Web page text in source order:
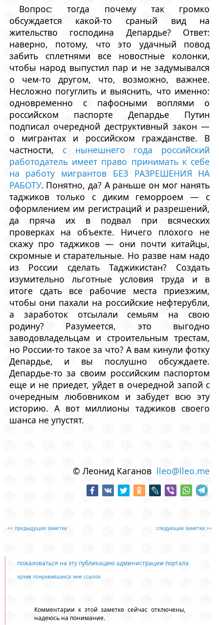
Вопрос: тогда почему так громко
обсуждается какой-то сраный вид на
жительство господина Депардье? Ответ:
наверно, потому, что это удачный повод
забить сплетнями все новостные колонки,
чтобы народ выпустил пар и не задумывался
о чем-то другом, что, возможно, важнее.
Несложно погуглить и выяснить, что именно:
одновременно с пафосными воплями о
российском паспорте Депардье Путин
подписал очередной деструктивный закон —
о мигрантах и российском гражданстве. В
частности, с нынешнего года российский
работодатель имеет право принимать к себе
на работу мигрантов БЕЗ РАЗРЕШЕНИЯ НА
РАБОТУ. Понятно, да? А раньше он мог нанять
таджиков только с диким геморроем — с
оформлением им регистраций и разрешений,
да пряча их в подвал при всяческих
проверках на объекте. Ничего плохого не
скажу про таджиков — они почти китайцы,
скромные и старательные. Но разве нам надо
из России сделать Таджикистан? Создать
изумительно льготные условия труда и в
итоге сдать все рабочие места приезжим,
чтобы они пахали на российские нефтерубли,
а заработок отсылали семьям на свою
родину? Разумеется, это выгодно
заводовладельцам и строительным трестам,
но России-то такое за что? А вам кинули фотку
Депардье, и вы послушно обсуждаете.
Депардье-то за своим российским паспортом
еще и не приедет, уйдет в очередной запой с
очередным любовником и забудет всю эту
историю. А вот миллионы таджиков своего
шанса не упустят.
© Леонид Каганов lleo@lleo.me
<< предыдущая заметка следующая заметка >>
пожаловаться на эту публикацию администрации портала
архив понравившихся мне ссылок
Комментарии к этой заметке сейчас отключены,
надеюсь на понимание.